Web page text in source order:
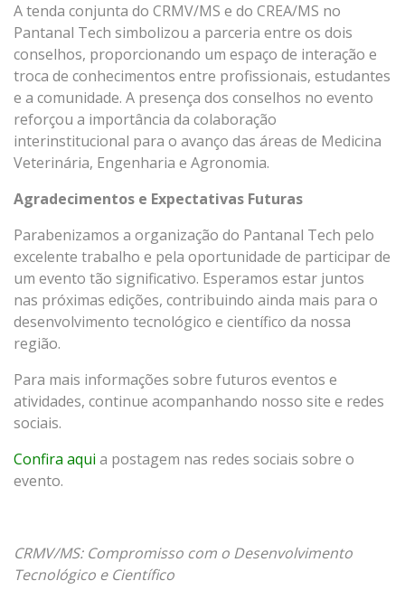
A tenda conjunta do CRMV/MS e do CREA/MS no
Pantanal Tech simbolizou a parceria entre os dois
conselhos, proporcionando um espaço de interação e
troca de conhecimentos entre profissionais, estudantes
e a comunidade. A presença dos conselhos no evento
reforçou a importância da colaboração
interinstitucional para o avanço das áreas de Medicina
Veterinária, Engenharia e Agronomia.
Agradecimentos e Expectativas Futuras
Parabenizamos a organização do Pantanal Tech pelo
excelente trabalho e pela oportunidade de participar de
um evento tão significativo. Esperamos estar juntos
nas próximas edições, contribuindo ainda mais para o
desenvolvimento tecnológico e científico da nossa
região.
Para mais informações sobre futuros eventos e
atividades, continue acompanhando nosso site e redes
sociais.
Confira aqui a postagem nas redes sociais sobre o
evento.
CRMV/MS: Compromisso com o Desenvolvimento
Tecnológico e Científico